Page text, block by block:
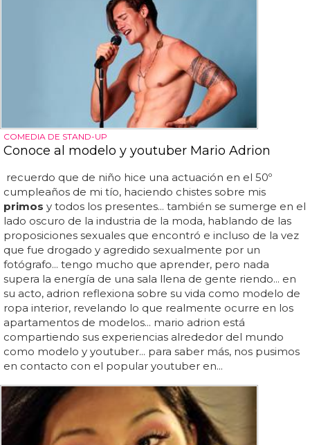
COMEDIA DE STAND-UP
Conoce al modelo y youtuber Mario Adrion
recuerdo que de niño hice una actuación en el 50º
cumpleaños de mi tío, haciendo chistes sobre mis
primos y todos los presentes... también se sumerge en el
lado oscuro de la industria de la moda, hablando de las
proposiciones sexuales que encontró e incluso de la vez
que fue drogado y agredido sexualmente por un
fotógrafo... tengo mucho que aprender, pero nada
supera la energía de una sala llena de gente riendo... en
su acto, adrion reflexiona sobre su vida como modelo de
ropa interior, revelando lo que realmente ocurre en los
apartamentos de modelos... mario adrion está
compartiendo sus experiencias alrededor del mundo
como modelo y youtuber... para saber más, nos pusimos
en contacto con el popular youtuber en...